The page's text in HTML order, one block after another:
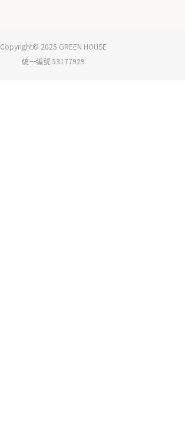
Copyright© 2025 GREEN HOUSE
統一編號 53177929